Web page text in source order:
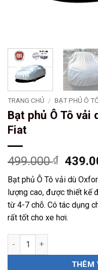
TRANG CHỦ / BẠT PHỦ Ô
Bạt phủ Ô Tô vải
Fiat
499.000₫
Giá
gốc
là:
Bạt phủ Ô Tô vải dù
lượng cao, được thiết kế
từ 4-7 chỗ. Có tác dụng
rất tốt cho xe hơi.
Bạt phủ Ô Tô vải dù
THÊM